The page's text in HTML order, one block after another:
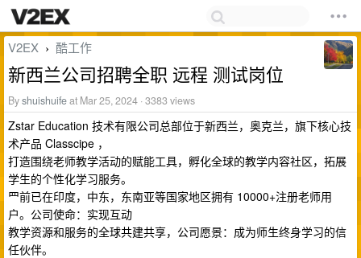
V2EX › 酷工作
新⻄兰公司招聘全职 远程 测试岗位
Byshuishuifeat Mar 25, 2024 · 3383 views
Zstar Education 技术有限公司总部位于新⻄兰，奥克兰，旗下核⼼技
术产品 Classcipe ，
打造围绕⽼师教学活动的赋能⼯具，孵化全球的教学内容社区，拓展
学⽣的个性化学习服务。
⺫前已在印度，中东，东南亚等国家地区拥有 10000+注册⽼师⽤
户。公司使命：实现互动
教学资源和服务的全球共建共享，公司愿景：成为师⽣终⾝学习的信
任伙伴。